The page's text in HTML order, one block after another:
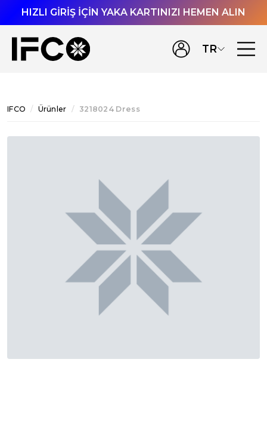
HIZLI GİRİŞ İÇİN YAKA KARTINIZI HEMEN ALIN
TR
IFCO Ürünler 3218024 Dress